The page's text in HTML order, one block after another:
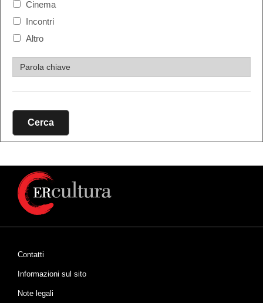
Cinema
Incontri
Altro
Cerca
Contatti
Informazioni sul sito
Note legali